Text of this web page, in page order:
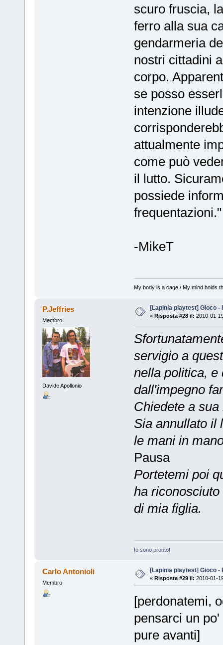
scuro fruscia,
ferro alla sua
gendarmeria
nostri cittadini
corpo.
se posso
intenzione
attualmente
come può
il lutto.
possiede
frequentazioni."
-MikeT
My body is a cage / My mind holds
P.Jeffries
Membro
Davide Apollonio
[Lapinia playtest] Gioco -
« Risposta #28 il: 2010-01-
servigio a
nella politica, e
dall'impegno
Chiedete a
Sia annullato il
le mani in
Pausa
Portetemi poi
ha
di mia figlia.
Io sono pronto!
Carlo Antonioli
Membro
[Lapinia playtest] Gioco -
« Risposta #29 il: 2010-01-
[perdonatemi,
pensarci un
pure avanti]